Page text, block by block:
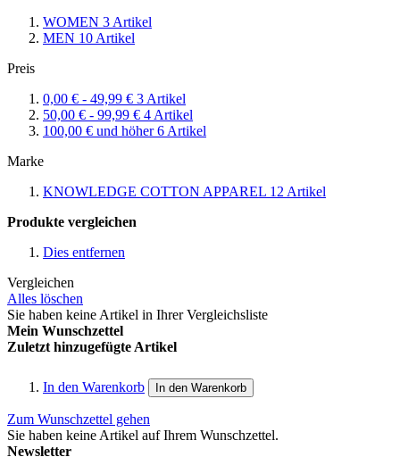
WOMEN 3 Artikel
MEN 10 Artikel
Preis
0,00 € - 49,99 € 3 Artikel
50,00 € - 99,99 € 4 Artikel
100,00 € und höher6 Artikel
Marke
KNOWLEDGE COTTON APPAREL 12 Artikel
Produkte vergleichen
Dies entfernen
Vergleichen
Alles löschen
Sie haben keine Artikel in Ihrer Vergleichsliste
Mein Wunschzettel
Zuletzt hinzugefügte Artikel
In den Warenkorb In den Warenkorb
Zum Wunschzettel gehen
Sie haben keine Artikel auf Ihrem Wunschzettel.
Newsletter